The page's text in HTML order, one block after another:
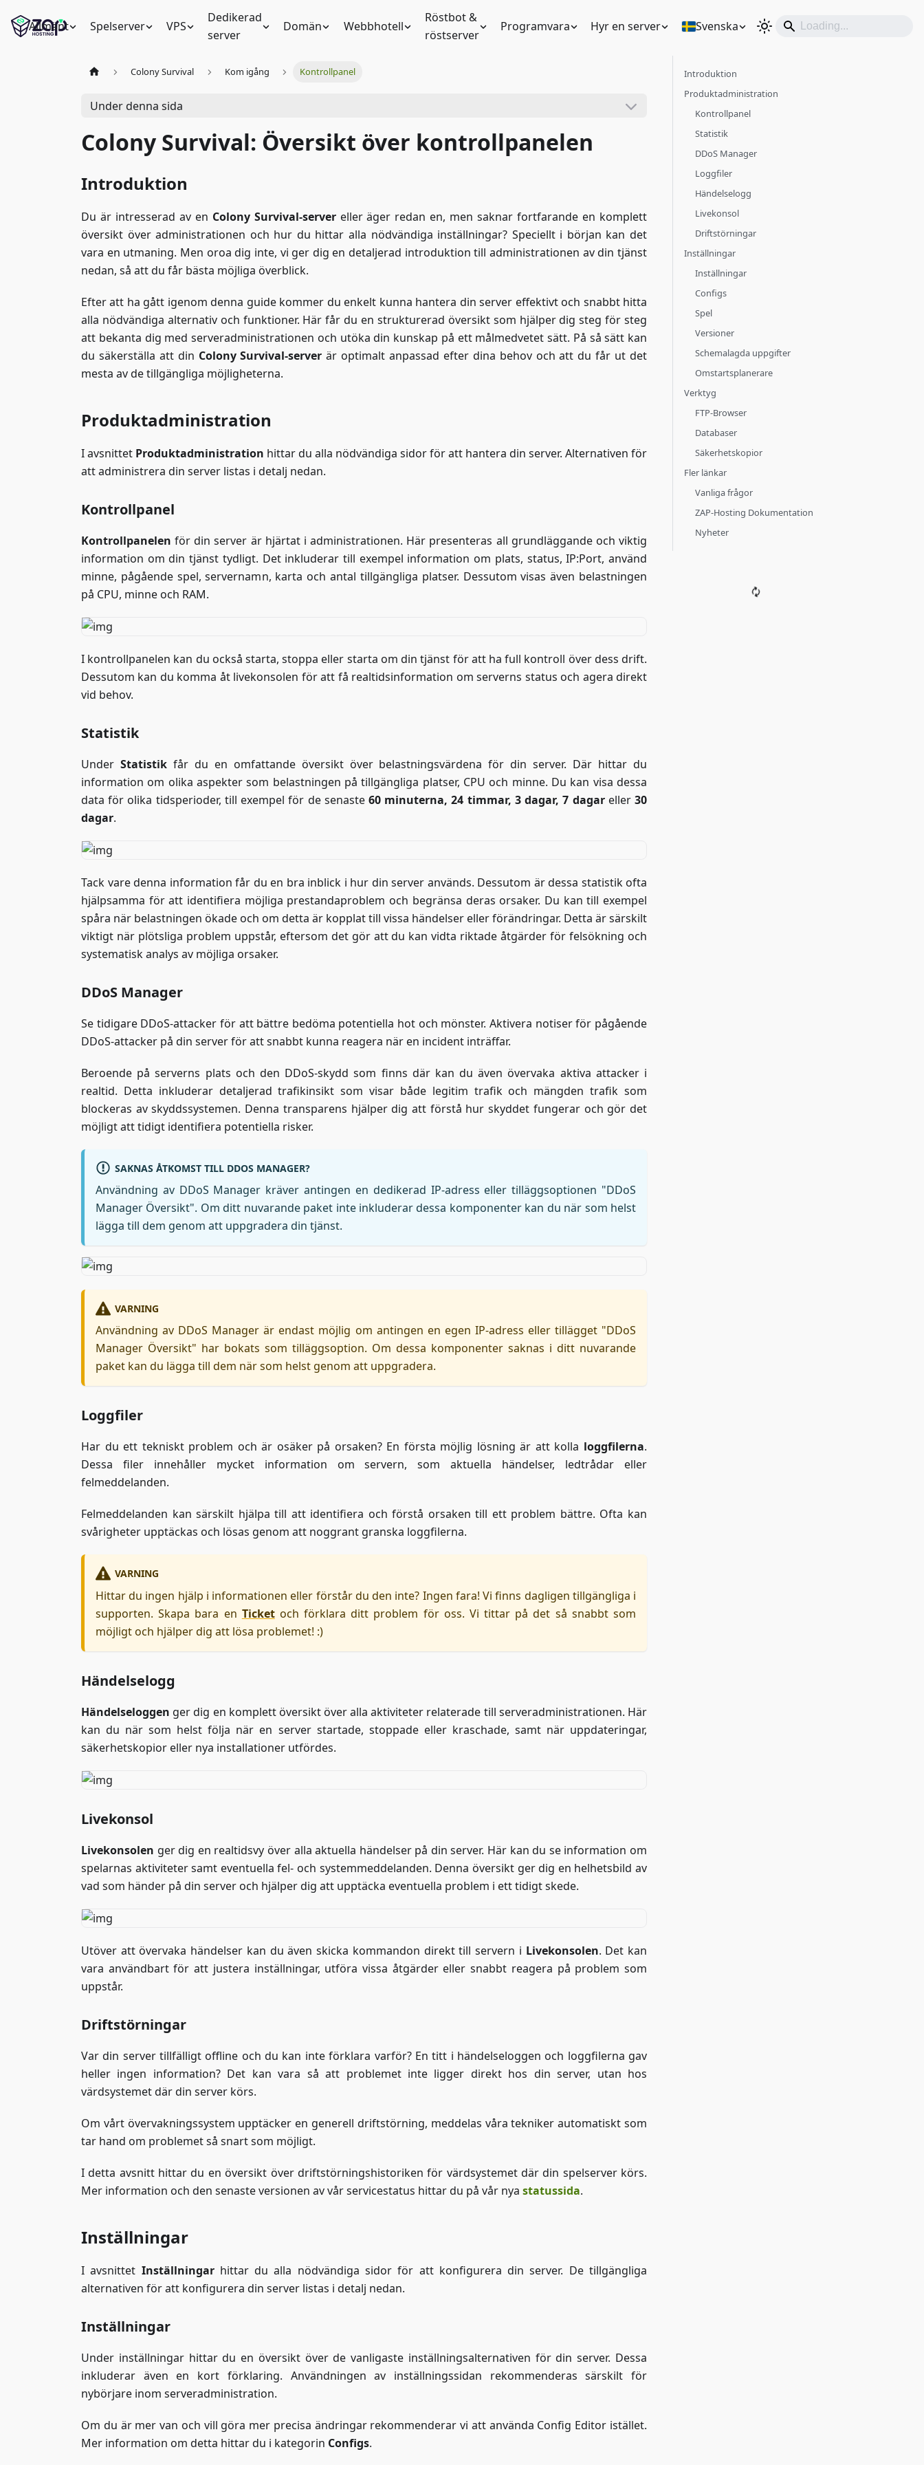
Allmänt Spelserver VPS
Dedikerad
server
Domän Webbhotell
Röstbot &
röstserver
Programvara Hyr en server Svenska
Colony Survival Kom igång Kontrollpanel
Under denna sida
Colony Survival: Översikt över kontrollpanelen
Introduktion
Du är intresserad av en Colony Survival-servereller äger redan en, men saknar fortfarande en komplett
översikt över administrationen och hur du hittar alla nödvändiga inställningar? Speciellt i början kan det
vara en utmaning. Men oroa dig inte, vi ger dig en detaljerad introduktion till administrationen av din tjänst
nedan, så att du får bästa möjliga överblick.
Efter att ha gått igenom denna guide kommer du enkelt kunna hantera din server effektivt och snabbt hitta
alla nödvändiga alternativ och funktioner. Här får du en strukturerad översikt som hjälper dig steg för steg
att bekanta dig med serveradministrationen och utöka din kunskap på ett målmedvetet sätt. På så sätt kan
du säkerställa att din Colony Survival-server är optimalt anpassad efter dina behov och att du får ut det
mesta av de tillgängliga möjligheterna.
Produktadministration
I avsnittet Produktadministration hittar du alla nödvändiga sidor för att hantera din server. Alternativen för
att administrera din server listas i detalj nedan.
Kontrollpanel
Kontrollpanelen för din server är hjärtat i administrationen. Här presenteras all grundläggande och viktig
information om din tjänst tydligt. Det inkluderar till exempel information om plats, status, IP:Port, använd
minne, pågående spel, servernamn, karta och antal tillgängliga platser. Dessutom visas även belastningen
på CPU, minne och RAM.
I kontrollpanelen kan du också starta, stoppa eller starta om din tjänst för att ha full kontroll över dess drift.
Dessutom kan du komma åt livekonsolen för att få realtidsinformation om serverns status och agera direkt
vid behov.
Statistik
Under Statistikfår du en omfattande översikt över belastningsvärdena för din server. Där hittar du
information om olika aspekter som belastningen på tillgängliga platser, CPU och minne. Du kan visa dessa
data för olika tidsperioder, till exempel för de senaste 60 minuterna, 24 timmar, 3 dagar, 7 dagareller30
dagar.
Tack vare denna information får du en bra inblick i hur din server används. Dessutom är dessa statistik ofta
hjälpsamma för att identifiera möjliga prestandaproblem och begränsa deras orsaker. Du kan till exempel
spåra när belastningen ökade och om detta är kopplat till vissa händelser eller förändringar. Detta är särskilt
viktigt när plötsliga problem uppstår, eftersom det gör att du kan vidta riktade åtgärder för felsökning och
systematisk analys av möjliga orsaker.
DDoS Manager
Se tidigare DDoS-attacker för att bättre bedöma potentiella hot och mönster. Aktivera notiser för pågående
DDoS-attacker på din server för att snabbt kunna reagera när en incident inträffar.
Beroende på serverns plats och den DDoS-skydd som finns där kan du även övervaka aktiva attacker i
realtid. Detta inkluderar detaljerad trafikinsikt som visar både legitim trafik och mängden trafik som
blockeras av skyddssystemen. Denna transparens hjälper dig att förstå hur skyddet fungerar och gör det
möjligt att tidigt identifiera potentiella risker.
SAKNAS ÅTKOMST TILL DDOS MANAGER?
Användning av DDoS Manager kräver antingen en dedikerad IP-adress eller tilläggsoptionen "DDoS
Manager Översikt". Om ditt nuvarande paket inte inkluderar dessa komponenter kan du när som helst
lägga till dem genom att uppgradera din tjänst.
VARNING
Användning av DDoS Manager är endast möjlig om antingen en egen IP-adress eller tillägget "DDoS
Manager Översikt" har bokats som tilläggsoption. Om dessa komponenter saknas i ditt nuvarande
paket kan du lägga till dem när som helst genom att uppgradera.
Loggfiler
Har du ett tekniskt problem och är osäker på orsaken? En första möjlig lösning är att kolla loggfilerna.
Dessa filer innehåller mycket information om servern, som aktuella händelser, ledtrådar eller
felmeddelanden.
Felmeddelanden kan särskilt hjälpa till att identifiera och förstå orsaken till ett problem bättre. Ofta kan
svårigheter upptäckas och lösas genom att noggrant granska loggfilerna.
VARNING
Hittar du ingen hjälp i informationen eller förstår du den inte? Ingen fara! Vi finns dagligen tillgängliga i
supporten. Skapa bara en Ticketoch förklara ditt problem för oss. Vi tittar på det så snabbt som
möjligt och hjälper dig att lösa problemet! :)
Händelselogg
Händelseloggen ger dig en komplett översikt över alla aktiviteter relaterade till serveradministrationen. Här
kan du när som helst följa när en server startade, stoppade eller kraschade, samt när uppdateringar,
säkerhetskopior eller nya installationer utfördes.
Livekonsol
Livekonsolen ger dig en realtidsvy över alla aktuella händelser på din server. Här kan du se information om
spelarnas aktiviteter samt eventuella fel- och systemmeddelanden. Denna översikt ger dig en helhetsbild av
vad som händer på din server och hjälper dig att upptäcka eventuella problem i ett tidigt skede.
Utöver att övervaka händelser kan du även skicka kommandon direkt till servern i Livekonsolen. Det kan
vara användbart för att justera inställningar, utföra vissa åtgärder eller snabbt reagera på problem som
uppstår.
Driftstörningar
Var din server tillfälligt offline och du kan inte förklara varför? En titt i händelseloggen och loggfilerna gav
heller ingen information? Det kan vara så att problemet inte ligger direkt hos din server, utan hos
värdsystemet där din server körs.
Om vårt övervakningssystem upptäcker en generell driftstörning, meddelas våra tekniker automatiskt som
tar hand om problemet så snart som möjligt.
I detta avsnitt hittar du en översikt över driftstörningshistoriken för värdsystemet där din spelserver körs.
Mer information och den senaste versionen av vår servicestatus hittar du på vår nya statussida.
Inställningar
I avsnittet Inställningarhittar du alla nödvändiga sidor för att konfigurera din server. De tillgängliga
alternativen för att konfigurera din server listas i detalj nedan.
Inställningar
Under inställningar hittar du en översikt över de vanligaste inställningsalternativen för din server. Dessa
inkluderar även en kort förklaring. Användningen av inställningssidan rekommenderas särskilt för
nybörjare inom serveradministration.
Om du är mer van och vill göra mer precisa ändringar rekommenderar vi att använda Config Editor istället.
Mer information om detta hittar du i kategorin Configs.
Introduktion
Produktadministration
Kontrollpanel
Statistik
DDoS Manager
Loggfiler
Händelselogg
Livekonsol
Driftstörningar
Inställningar
Inställningar
Configs
Spel
Versioner
Schemalagda uppgifter
Omstartsplanerare
Verktyg
FTP-Browser
Databaser
Säkerhetskopior
Fler länkar
Vanliga frågor
ZAP-Hosting Dokumentation
Nyheter